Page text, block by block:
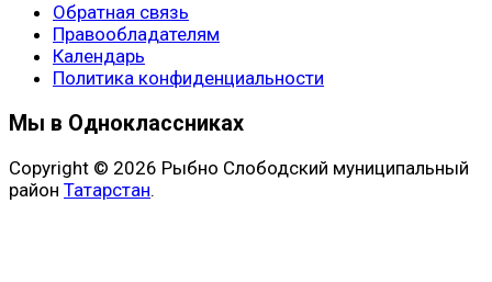
Обратная связь
Правообладателям
Календарь
Политика конфиденциальности
Мы в Одноклассниках
Copyright © 2026 Рыбно Слободский муниципальный
район Татарстан.